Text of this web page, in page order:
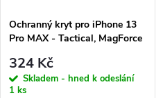
Ochranný kryt pro iPhone 13
Pro MAX - Tactical, MagForce
324 Kč
Skladem - hned k odeslání
1 ks